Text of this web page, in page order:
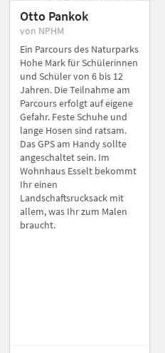
Otto Pankok
von NPHM
Ein Parcours des Naturparks
Hohe Mark für Schülerinnen
und Schüler von 6 bis 12
Jahren. Die Teilnahme am
Parcours erfolgt auf eigene
Gefahr. Feste Schuhe und
lange Hosen sind ratsam.
Das GPS am Handy sollte
angeschaltet sein. Im
Wohnhaus Esselt bekommt
Ihr einen
Landschaftsrucksack mit
allem, was Ihr zum Malen
braucht.